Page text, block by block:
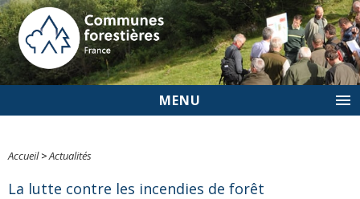
MENU
Accueil>Actualités
La lutte contre les incendies de forêt